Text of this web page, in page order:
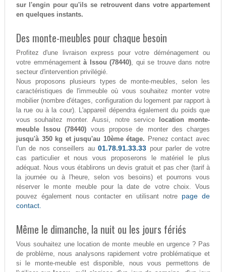
sur l'engin pour qu'ils se retrouvent dans votre appartement
en quelques instants.
Des monte-meubles pour chaque besoin
Profitez d'une livraison express pour votre déménagement ou
votre emménagementà Issou (78440), qui se trouve dans notre
secteur d'intervention privilégié.
Nous proposons plusieurs types de monte-meubles, selon les
caractéristiques de l'immeuble où vous souhaitez monter votre
mobilier (nombre d'étages, configuration du logement par rapport à
la rue ou à la cour). L'appareil dépendra également du poids que
vous souhaitez monter. Aussi, notre service
location monte-
meuble Issou (78440) vous propose de monter des charges
jusqu'à 350 kg et jusqu'au 10ème étage. Prenez contact avec
l'un de nos conseillers au01.78.91.33.33 pour parler de votre
cas particulier et nous vous proposerons le matériel le plus
adéquat. Nous vous établirons un devis gratuit et pas cher (tarif à
la journée ou à l'heure, selon vos besoins) et pourrons vous
réserver le monte meuble pour la date de votre choix. Vous
pouvez également nous contacter en utilisant notre page de
contact.
Même le dimanche, la nuit ou les jours fériés
Vous souhaitez une location de monte meuble en urgence ? Pas
de problème, nous analysons rapidement votre problématique et
si le monte-meuble est disponible, nous vous permettons de